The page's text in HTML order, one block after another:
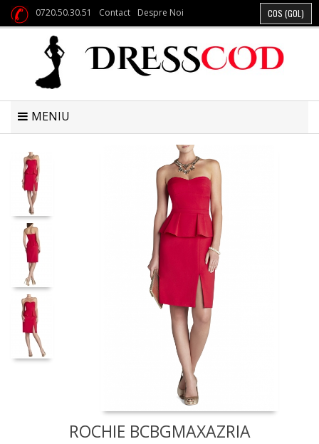
0720.50.30.51 Contact Despre Noi COS (GOL)
MENIU
ROCHIE BCBGMAXAZRIA